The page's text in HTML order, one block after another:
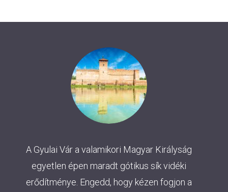
A Gyulai Vár a valamikori Magyar Királyság
egyetlen épen maradt gótikus sík vidéki
erődítménye. Engedd, hogy kézen fogjon a